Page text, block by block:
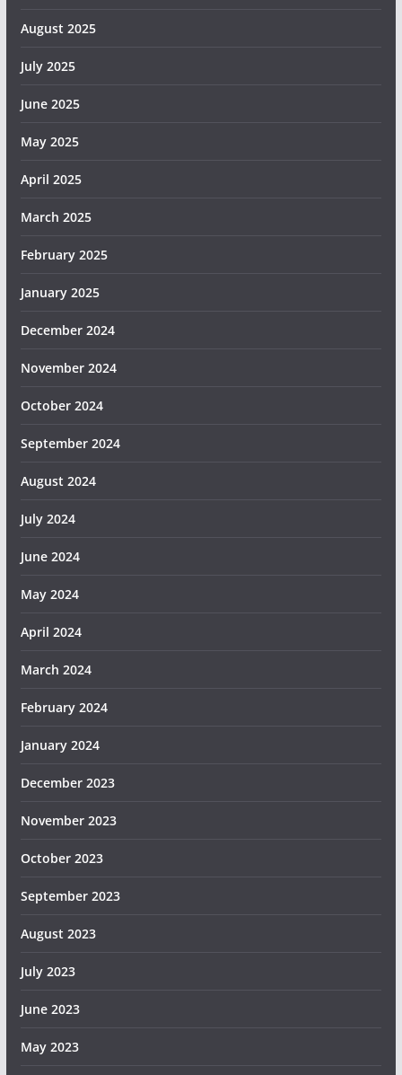
August 2025
July 2025
June 2025
May 2025
April 2025
March 2025
February 2025
January 2025
December 2024
November 2024
October 2024
September 2024
August 2024
July 2024
June 2024
May 2024
April 2024
March 2024
February 2024
January 2024
December 2023
November 2023
October 2023
September 2023
August 2023
July 2023
June 2023
May 2023